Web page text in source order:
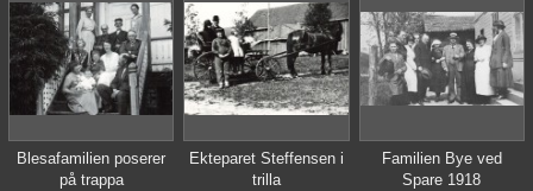
Blesafamilien poserer
på trappa
Ekteparet Steffensen i
trilla
Familien Bye ved
Spare 1918